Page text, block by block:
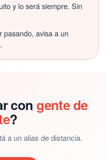
y lo será siempre. Sin
pasando, avisa a un
con gente de
?
a un alias de distancia.